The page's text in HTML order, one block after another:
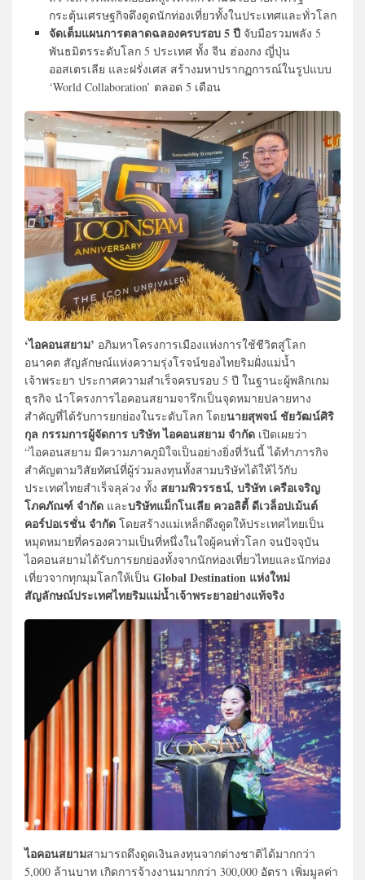
กระตุ้นเศรษฐกิจดึงดูดนักท่องเที่ยวทั้งในประเทศและทั่วโลก
จัดเต็มแผนการตลาดฉลองครบรอบ 5 ปี จับมือรวมพลัง 5
พันธมิตรระดับโลก 5 ประเทศ ทั้ง จีน ฮ่องกง ญี่ปุ่น
ออสเตรเลีย และฝรั่งเศส สร้างมหาปรากฏการณ์ในรูปแบบ
‘World Collaboration’ ตลอด 5 เดือน
‘ไอคอนสยาม’ อภิมหาโครงการเมืองแห่งการใช้ชีวิตสู่โลก
อนาคต สัญลักษณ์แห่งความรุ่งโรจน์ของไทยริมฝั่งแม่น้ำ
เจ้าพระยา ประกาศความสำเร็จครบรอบ 5 ปี ในฐานะผู้พลิกเกม
ธุรกิจ นำโครงการไอคอนสยามจารึกเป็นจุดหมายปลายทาง
สำคัญที่ได้รับการยกย่องในระดับโลก โดยนายสุพจน์ ชัยวัฒน์ศิริ
กุล กรรมการผู้จัดการ บริษัท ไอคอนสยาม จำกัด เปิดเผยว่า
“ไอคอนสยาม มีความภาคภูมิใจเป็นอย่างยิ่งที่วันนี้ ได้ทำภารกิจ
สำคัญตามวิสัยทัศน์ที่ผู้ร่วมลงทุนทั้งสามบริษัทได้ให้ไว้กับ
ประเทศไทยสำเร็จลุล่วง ทั้ง สยามพิวรรธน์, บริษัท เครือเจริญ
โภคภัณฑ์ จำกัด และบริษัทแม็กโนเลีย ควอลิตี้ ดีเวล็อปเม้นต์
คอร์ปอเรชั่น จำกัด โดยสร้างแม่เหล็กดึงดูดให้ประเทศไทยเป็น
หมุดหมายที่ครองความเป็นที่หนึ่งในใจผู้คนทั่วโลก จนปัจจุบัน
ไอคอนสยามได้รับการยกย่องทั้งจากนักท่องเที่ยวไทยและนักท่อง
เที่ยวจากทุกมุมโลกให้เป็น Global Destination แห่งใหม่
สัญลักษณ์ประเทศไทยริมแม่น้ำเจ้าพระยาอย่างแท้จริง
ไอคอนสยามสามารถดึงดูดเงินลงทุนจากต่างชาติได้มากกว่า
5,000 ล้านบาท เกิดการจ้างงานมากกว่า 300,000 อัตรา เพิ่มมูลค่า